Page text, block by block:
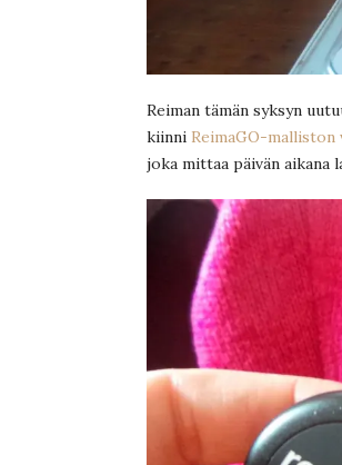
Reiman tämän syksyn
kiinni ReimaGO-malliston
joka mittaa päivän aikana